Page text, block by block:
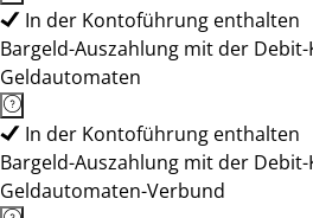
In der Kontoführung enthalten
Bargeld-Auszahlung mit der
Geldautomaten
In der Kontoführung enthalten
Bargeld-Auszahlung mit der
Geldautomaten-Verbund